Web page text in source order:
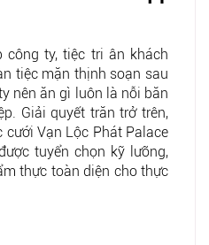
công ty, tiệc tri ân khách
tiệc mặn thịnh soạn sau
nên ăn gì luôn là nỗi băn
Giải quyết trăn trở trên,
Vạn Lộc Phát Palace
tuyển chọn kỹ lưỡng,
thực toàn diện cho thực